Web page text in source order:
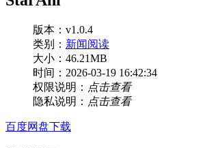
版本：v1.0.4
类别： 新闻阅读
大小：46.21MB
时间：2026-03-19 16:42:34
权限说明： 点击查看
隐私说明： 点击查看
百度网盘下载